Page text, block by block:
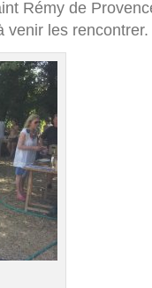
Rémy de
venir les rencontrer.